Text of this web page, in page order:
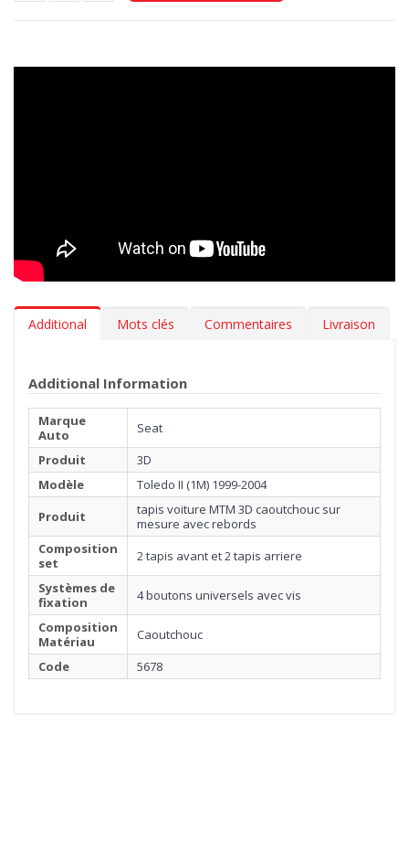
extrêmement faciles à nettoyer. Pour leur manutention il suffit
d'un simple jet d'eau.
parfum s'évapore en quelques semaines.***
Additional Mots clés Commentaires Livraison
Additional Information
Marque
Auto
Seat
Produit
3D
Modèle
Toledo II (1M) 1999-2004
Produit
tapis voiture MTM 3D caoutchouc sur
mesure avec rebords
Composition
set
2 tapis avant et 2 tapis arriere
Systèmes de
fixation
4 boutons universels avec vis
Composition
Matériau
Caoutchouc
Code
5678